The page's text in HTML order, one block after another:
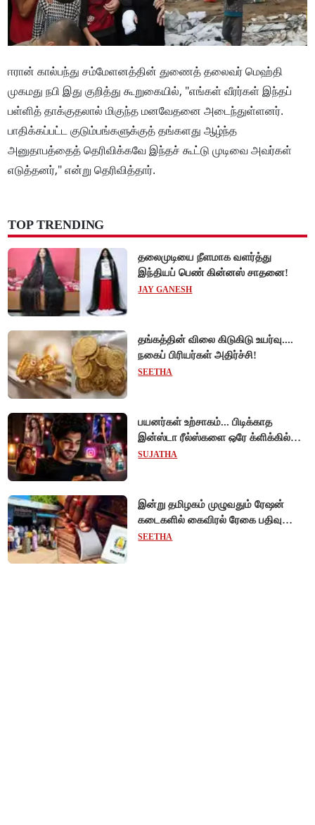
ஈரான் கால்பந்து சம்மேளனத்தின் துணைத் தலைவர் மெஹ்தி
முகமது நபி இது குறித்து கூறுகையில், "எங்கள் வீரர்கள் இந்தப்
பள்ளித் தாக்குதலால் மிகுந்த மனவேதனை அடைந்துள்ளனர்.
பாதிக்கப்பட்ட குடும்பங்களுக்குத் தங்களது ஆழ்ந்த
அனுதாபத்தைத் தெரிவிக்கவே இந்தச் கூட்டு முடிவை அவர்கள்
எடுத்தனர்," என்று தெரிவித்தார்.
TOP TRENDING
தலைமுடியை நீளமாக வளர்த்து
இந்தியப் பெண் கின்னஸ் சாதனை!
JAY GANESH
தங்கத்தின் விலை கிடுகிடு உயர்வு....
நகைப் பிரியர்கள் அதிர்ச்சி!
SEETHA
பயனர்கள் உற்சாகம்... பிடிக்காத
இன்ஸ்டா ரீல்ஸ்களை ஒரே க்ளிக்கில்
மாற்றியமைக்கலாம்!
SUJATHA
இன்று தமிழகம் முழுவதும் ரேஷன்
கடைகளில் கைவிரல் ரேகை பதிவு
சிறப்பு முகாம்!
SEETHA